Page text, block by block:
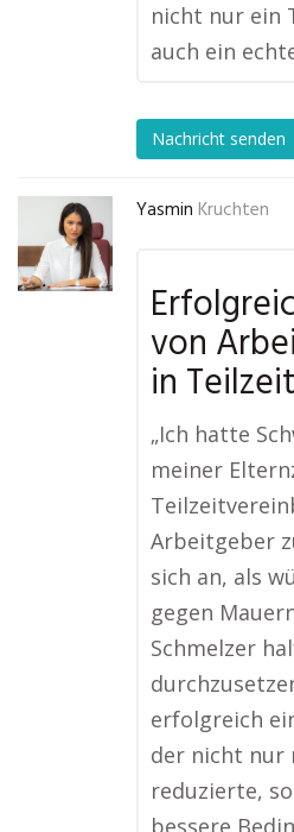
nicht nur ein
auch ein
Nachricht senden
Yasmin Kruchten
von
in Teilzeit
„Ich hatte
meiner
Arbeitgeber
sich an, als
gegen
Schmelzer
erfolgreich
der nicht nur
reduzierte,
bessere